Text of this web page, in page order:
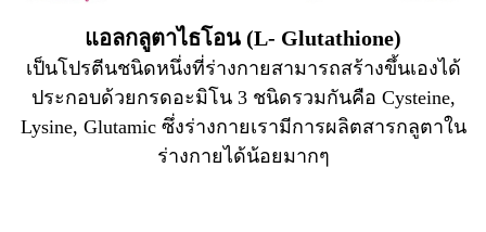
แอลกลูตาไธโอน (L- Glutathione)
เป็นโปรตีนชนิดหนึ่งที่ร่างกายสามารถสร้างขึ้นเองได้
ประกอบด้วยกรดอะมิโน 3 ชนิดรวมกันคือ Cysteine,
Lysine, Glutamic ซึ่งร่างกายเรามีการผลิตสารกลูตาใน
ร่างกายได้น้อยมากๆ​